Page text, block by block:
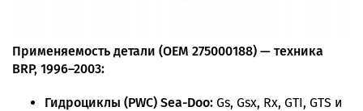
Применяемость детали (OEM 275000188) — техника
BRP, 1996–2003:
Гидроциклы (PWC) Sea-Doo: Gs, Gsx, Rx, GTI, GTS и